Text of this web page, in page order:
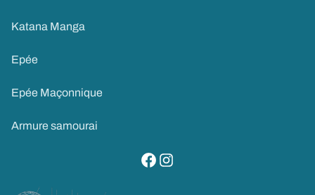
Katana Manga
Epée
Epée Maçonnique
Armure samourai
visitez notre page facebook
suivez notre compte instagram